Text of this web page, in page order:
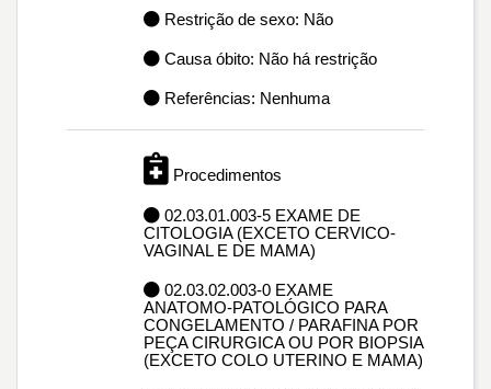
Restrição de sexo: Não
Causa óbito: Não há restrição
Referências: Nenhuma
Procedimentos
02.03.01.003-5 EXAME DE
CITOLOGIA (EXCETO CERVICO-
VAGINAL E DE MAMA)
02.03.02.003-0 EXAME
ANATOMO-PATOLÓGICO PARA
CONGELAMENTO / PARAFINA POR
PEÇA CIRURGICA OU POR BIOPSIA
(EXCETO COLO UTERINO E MAMA)